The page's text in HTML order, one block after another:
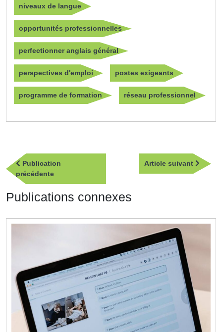
niveaux de langue
opportunités professionnelles
perfectionner anglais général
perspectives d'emploi postes exigeants
programme de formation réseau professionnel
Navigation
de
l’article
Publication
précédentePublication
précédente
Article suivant
Article
Publications connexes